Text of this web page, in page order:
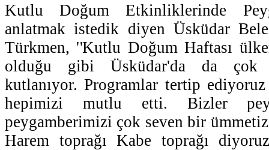
Kutlu Doğum Etkinliklerinde
anlatmak istedik diyen Üsküdar
Türkmen, ''Kutlu Doğum Haftası
olduğu gibi Üsküdar'da da çok
kutlanıyor. Programlar tertip
hepimizi mutlu etti. Bizler
peygamberimizi çok seven bir
Harem toprağı Kabe toprağı